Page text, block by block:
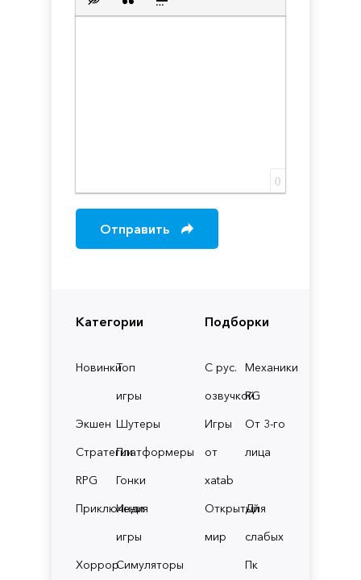
Категории
НовинкиТоп
игры
Экшен Шутеры
СтратегииПлатформеры
RPG
Гонки
Приключения
Инди
игры
ХоррорСимуляторы
Подборки
С рус.
озвучкой
Механики
RG
Игры
от
xatab
От 3-го
лица
Открытый
мир
Для
слабых
Пк
Вставка скрытого текста
Вставка цитаты
Вставка спойлера
0
Отправить